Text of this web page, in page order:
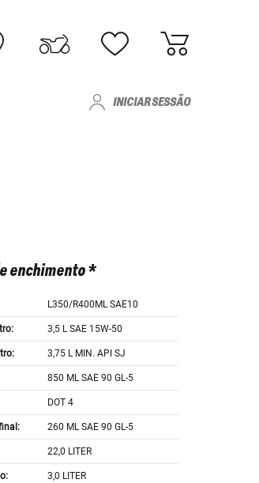
INICIAR SESSÃO
enchimento *
L350/R400ML SAE10
3,5 L SAE 15W-50
3,75 L MIN. API SJ
850 ML SAE 90 GL-5
DOT 4
260 ML SAE 90 GL-5
22,0 LITER
3,0 LITER